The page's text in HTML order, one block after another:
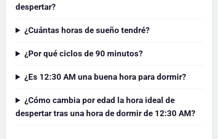
despertar?
¿Cuántas horas de sueño tendré?
¿Por qué ciclos de 90 minutos?
¿Es 12:30 AM una buena hora para dormir?
¿Cómo cambia por edad la hora ideal de
despertar tras una hora de dormir de 12:30 AM?